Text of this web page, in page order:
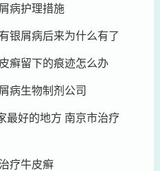
病护理措施
银屑病后来为什么有了
癣留下的痕迹怎么办
病生物制剂公司
最好的地方 南京市治疗
疗牛皮癣